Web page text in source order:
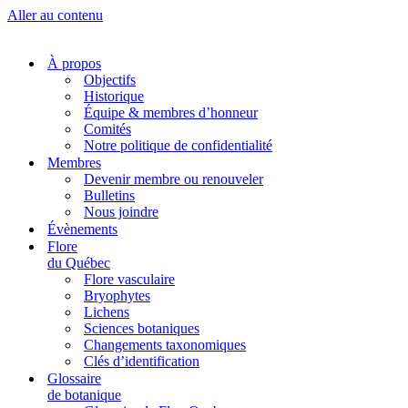
Aller au contenu
À propos
Objectifs
Historique
Équipe & membres d’honneur
Comités
Notre politique de confidentialité
Membres
Devenir membre ou renouveler
Bulletins
Nous joindre
Évènements
Flore
du Québec
Flore vasculaire
Bryophytes
Lichens
Sciences botaniques
Changements taxonomiques
Clés d’identification
Glossaire
de botanique